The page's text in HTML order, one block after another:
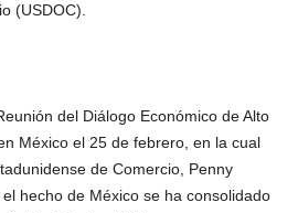
(USDOC).
del Diálogo Económico de Alto
México el 25 de febrero, en la cual
de Comercio, Penny
hecho de México se ha consolidado